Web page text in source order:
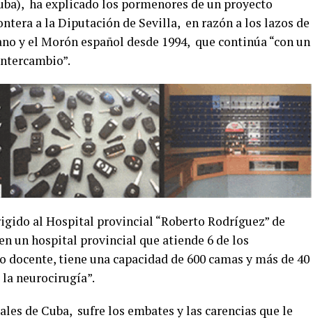
ha explicado los pormenores de un proyecto
a la Diputación de Sevilla, en razón a los lazos de
y el Morón español desde 1994, que continúa “con un
al Hospital provincial “Roberto Rodríguez” de
un hospital provincial que atiende 6 de los
tiene una capacidad de 600 camas y más de 40
neurocirugía”.
de Cuba, sufre los embates y las carencias que le